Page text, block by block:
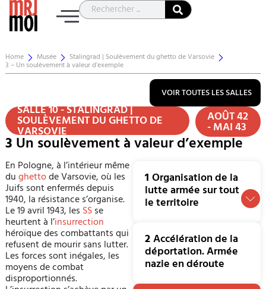
Home Musée Stalingrad | Soulèvement du ghetto de Varsovie
3 – Un soulèvement à valeur d’exemple
VOIR TOUTES LES SALLES
SALLE 10 - STALINGRAD |
SOULÈVEMENT DU GHETTO DE
VARSOVIE
AOÛT 42
- MAI 43
3Un soulèvement à valeur d’exemple
En Pologne, à l’intérieur même
dughettode Varsovie, où les
Juifs sont enfermés depuis
1940, la résistance s’organise.
Le 19 avril 1943, les SSse
heurtent à l’insurrection
héroïque des combattants qui
refusent de mourir sans lutter.
Les forces sont inégales, les
moyens de combat
disproportionnés.
1Organisation de la
lutte armée sur tout
le territoire
2Accélération de la
déportation. Armée
nazie en déroute